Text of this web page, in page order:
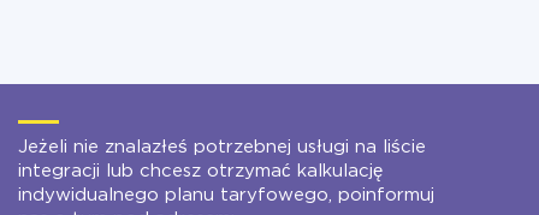
Jeżeli nie znalazłeś potrzebnej usługi na liście
integracji lub chcesz otrzymać kalkulację
indywidualnego planu taryfowego, poinformuj